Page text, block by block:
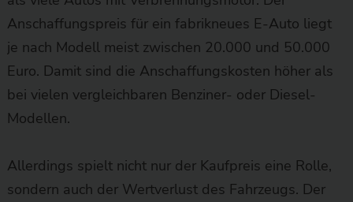
Anschaffungspreis für ein fabrikneues E-Auto liegt
je nach Modell meist zwischen 20.000 und 50.000
Euro. Damit sind die Anschaffungskosten höher als
bei vielen vergleichbaren Benziner- oder Diesel-
Modellen.
Allerdings spielt nicht nur der Kaufpreis eine Rolle,
sondern auch der Wertverlust des Fahrzeugs. Der